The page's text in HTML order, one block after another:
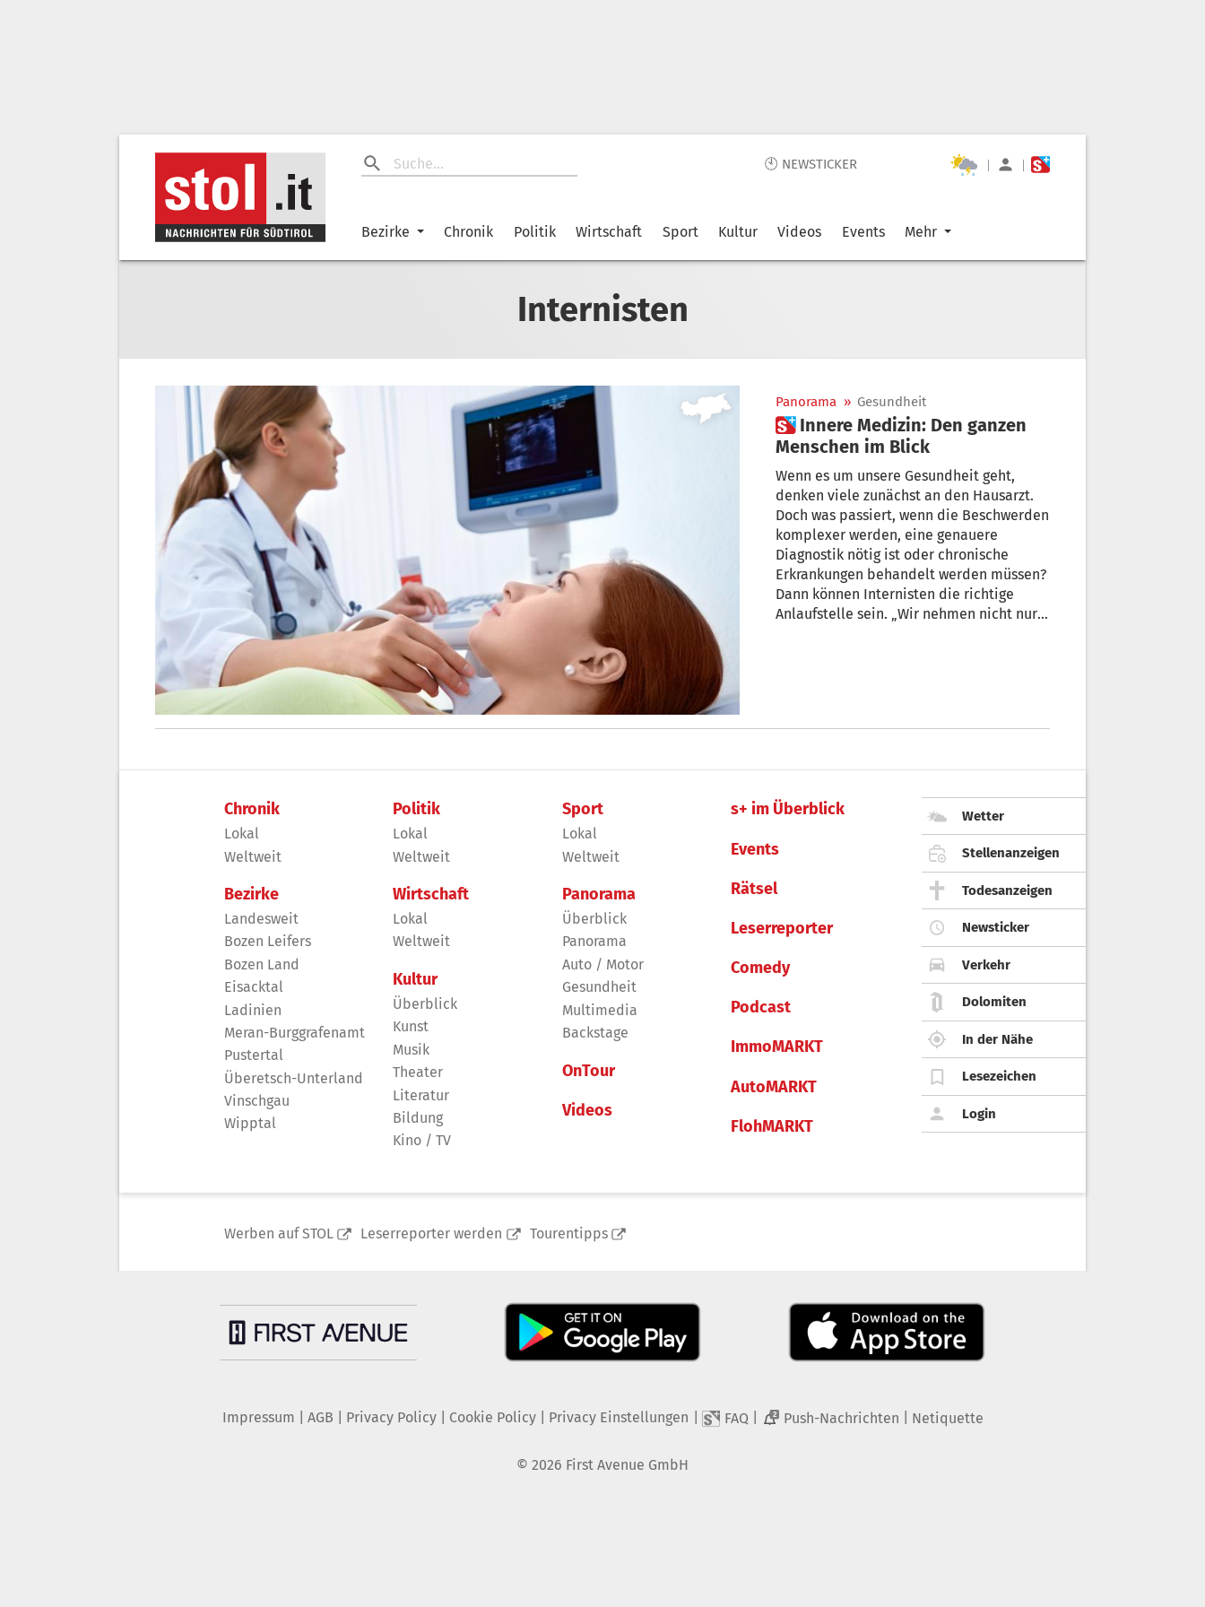
🕙 NEWSTICKER | |
Bezirke Chronik Politik Wirtschaft Sport Kultur Videos Events Mehr
Internisten
Panorama » Gesundheit
 Innere Medizin: Den ganzen
Menschen im Blick
Wenn es um unsere Gesundheit geht,
denken viele zunächst an den Hausarzt.
Doch was passiert, wenn die Beschwerden
komplexer werden, eine genauere
Diagnostik nötig ist oder chronische
Erkrankungen behandelt werden müssen?
Dann können Internisten die richtige
Anlaufstelle sein. „Wir nehmen nicht nur
Chronik
Lokal
Weltweit
Bezirke
Landesweit
Bozen Leifers
Bozen Land
Eisacktal
Ladinien
Meran-Burggrafenamt
Pustertal
Überetsch-Unterland
Vinschgau
Wipptal
Politik
Lokal
Weltweit
Wirtschaft
Lokal
Weltweit
Kultur
Überblick
Kunst
Musik
Theater
Literatur
Bildung
Kino / TV
Sport
Lokal
Weltweit
Panorama
Überblick
Panorama
Auto / Motor
Gesundheit
Multimedia
Backstage
OnTour
Videos
s+ im Überblick
Events
Rätsel
Leserreporter
Comedy
Podcast
ImmoMARKT
AutoMARKT
FlohMARKT
Wetter
Stellenanzeigen
Todesanzeigen
Newsticker
Verkehr
Dolomiten
In der Nähe
Lesezeichen
Login
Werben auf STOL Leserreporter werden Tourentipps
Impressum AGB Privacy Policy| Cookie Policy| Privacy Einstellungen FAQ 2 Push-Nachrichten Netiquette
© 2026 First Avenue GmbH